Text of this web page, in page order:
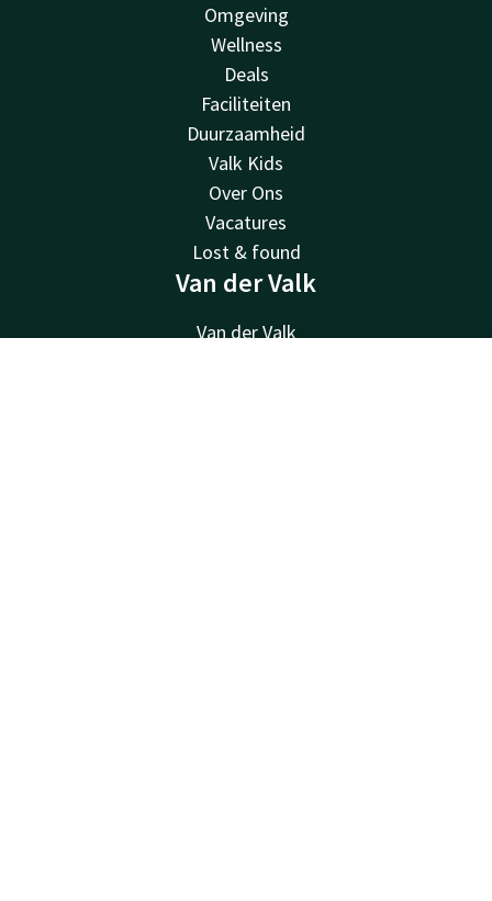
Omgeving
Wellness
Deals
Faciliteiten
Duurzaamheid
Valk Kids
Over Ons
Vacatures
Lost & found
Van der Valk
Van der Valk